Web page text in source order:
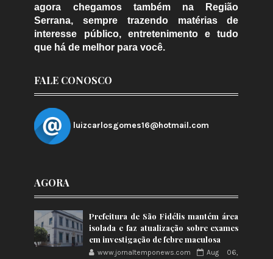
agora chegamos também na Região
Serrana, sempre trazendo matérias de
interesse público, entretenimento e tudo
que há de melhor para você.
FALE CONOSCO
luizcarlosgomes16@hotmail.com
AGORA
Prefeitura de São Fidélis mantém área
isolada e faz atualização sobre exames
em investigação de febre maculosa
www.jornaltemponews.com
Aug 06,